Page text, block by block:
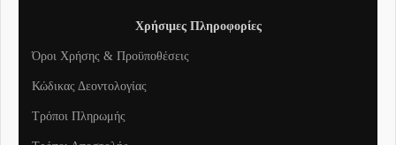
Χρήσιμες Πληροφορίες
Όροι Χρήσης & Προϋποθέσεις
Κώδικας Δεοντολογίας
Τρόποι Πληρωμής